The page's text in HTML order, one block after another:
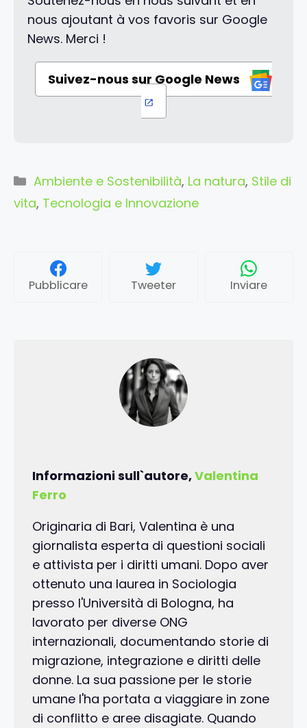
nous ajoutant à vos favoris sur Google
News. Merci !
Suivez-nous sur Google News
Categorie
Ambiente e Sostenibilità, La natura, Stile di
vita, Tecnologia e Innovazione
Pubblicare Tweeter Inviare
Informazioni sull`autore,Valentina
Ferro
Originaria di Bari, Valentina è una
giornalista esperta di questioni sociali
e attivista per i diritti umani. Dopo aver
ottenuto una laurea in Sociologia
presso l'Università di Bologna, ha
lavorato per diverse ONG
internazionali, documentando storie di
migrazione, integrazione e diritti delle
donne. La sua passione per le storie
umane l'ha portata a viaggiare in zone
di conflitto e aree disagiate. Quando